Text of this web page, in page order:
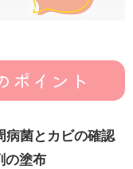
ポイント
病菌とカビの確認
の塗布